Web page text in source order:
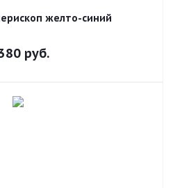
желто-синий
руб.